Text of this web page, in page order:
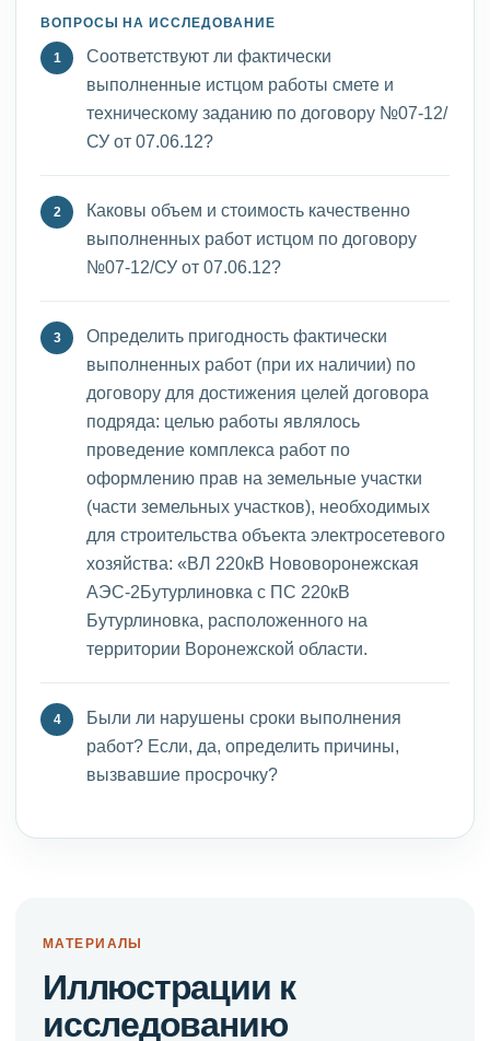
ВОПРОСЫ НА ИССЛЕДОВАНИЕ
Соответствуют ли фактически
выполненные истцом работы смете и
техническому заданию по договору №07-12/
СУ от 07.06.12?
Каковы объем и стоимость качественно
выполненных работ истцом по договору
№07-12/СУ от 07.06.12?
Определить пригодность фактически
выполненных работ (при их наличии) по
договору для достижения целей договора
подряда: целью работы являлось
проведение комплекса работ по
оформлению прав на земельные участки
(части земельных участков), необходимых
для строительства объекта электросетевого
хозяйства: «ВЛ 220кВ Нововоронежская
АЭС-2Бутурлиновка с ПС 220кВ
Бутурлиновка, расположенного на
территории Воронежской области.
Были ли нарушены сроки выполнения
работ? Если, да, определить причины,
вызвавшие просрочку?
МАТЕРИАЛЫ
Иллюстрации к
исследованию